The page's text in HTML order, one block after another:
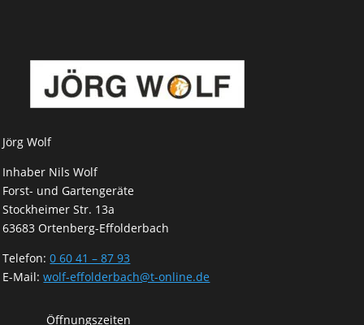
Jörg Wolf
Inhaber Nils Wolf
Forst- und Gartengeräte
Stockheimer Str. 13a
63683 Ortenberg-Effolderbach
Telefon:0 60 41 – 87 93
E-Mail:wolf-effolderbach@t-online.de
Öffnungszeiten